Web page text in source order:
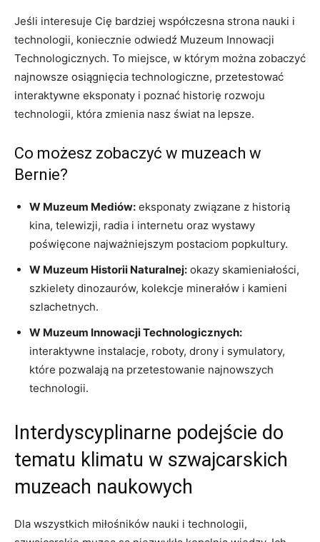
Jeśli interesuje Cię bardziej współczesna ⁤strona nauki ​i
technologii, ⁢koniecznie ​odwiedź Muzeum ⁣Innowacji
Technologicznych. To⁤ miejsce, w którym można ​zobaczyć
najnowsze osiągnięcia technologiczne, przetestować
⁣interaktywne eksponaty i poznać historię‌ rozwoju⁣
technologii, ​która ​zmienia nasz świat na lepsze.
Co ‌możesz ⁣zobaczyć w muzeach⁢ w
Bernie?
W Muzeum Mediów: eksponaty związane⁤ z⁣ historią
kina, telewizji, radia i‌ internetu oraz wystawy
poświęcone ⁤najważniejszym postaciom ⁤popkultury.
W Muzeum Historii Naturalnej: okazy skamieniałości,
szkielety dinozaurów, kolekcje minerałów⁣ i ​kamieni
szlachetnych.
W Muzeum Innowacji‍ Technologicznych:
interaktywne instalacje, roboty,​ drony i symulatory,‌
które pozwalają na przetestowanie ⁤najnowszych
technologii.
Interdyscyplinarne podejście do
tematu ‍klimatu w‍ szwajcarskich⁤
muzeach naukowych
Dla wszystkich miłośników nauki i technologii,